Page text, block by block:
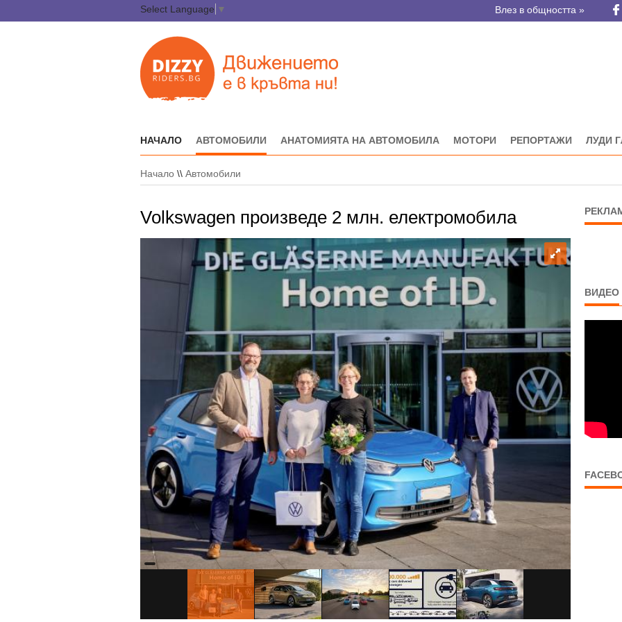
Select Language ▼ Влез в общността »
НАЧАЛО АВТОМОБИЛИ АНАТОМИЯТА НА АВТОМОБИЛА МОТОРИ РЕПОРТАЖИ ЛУДИ
Начало \\ Автомобили
Volkswagen произведе 2 млн. електромобила
ВИДЕО